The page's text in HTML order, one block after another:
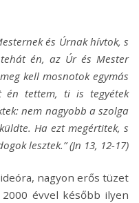
és Úrnak hívtok, s
én, az Úr és Mester
kell mosnotok egymás
én tettem, ti is tegyétek
nem nagyobb a szolga
Ha ezt megértitek, s
lesztek.” (Jn 13, 12-17)
nagyon erős tüzet
évvel később ilyen